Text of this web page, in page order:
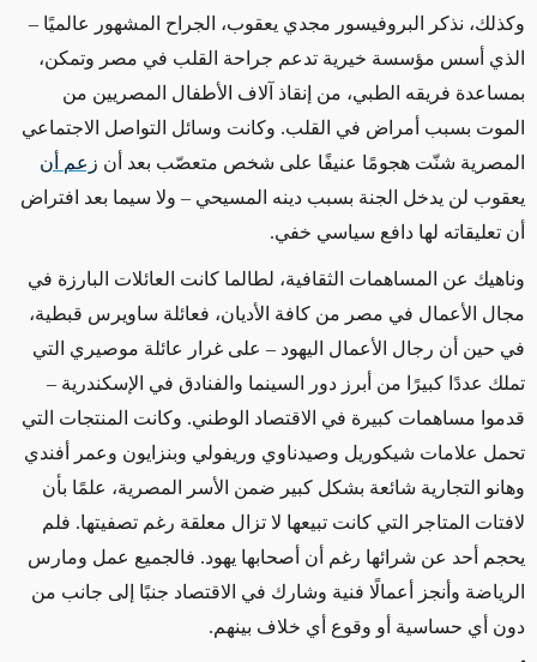
وكذلك، نذكر البروفيسور مجدي يعقوب، الجراح المشهور عالميًا –
الذي أسس مؤسسة خيرية تدعم جراحة القلب في مصر وتمكن،
بمساعدة فريقه الطبي، من إنقاذ آلاف الأطفال المصريين من
الموت بسبب أمراض في القلب. وكانت وسائل التواصل الاجتماعي
المصرية شنّت هجومًا عنيفًا على شخص متعصّب بعد أن زعم
أن
يعقوب لن يدخل الجنة بسبب دينه المسيحي – ولا سيما بعد افتراض
أن تعليقاته لها دافع سياسي خفي.
وناهيك عن المساهمات الثقافية، لطالما كانت العائلات البارزة في
مجال الأعمال في مصر من كافة الأديان، فعائلة ساويرس قبطية،
في حين أن رجال الأعمال اليهود – على غرار عائلة موصيري التي
تملك عددًا كبيرًا من أبرز دور السينما والفنادق في الإسكندرية –
قدموا مساهمات كبيرة في الاقتصاد الوطني. وكانت المنتجات التي
تحمل علامات شيكوريل وصيدناوي وريفولي وبنزايون وعمر أفندي
وهانو التجارية شائعة بشكل كبير ضمن الأسر المصرية، علمًا بأن
لافتات المتاجر التي كانت تبيعها لا تزال معلقة رغم تصفيتها. فلم
يحجم أحد عن شرائها رغم أن أصحابها يهود. فالجميع عمل ومارس
الرياضة وأنجز أعمالًا فنية وشارك في الاقتصاد جنبًا إلى جانب من
دون أي حساسية أو وقوع أي خلاف بينهم.